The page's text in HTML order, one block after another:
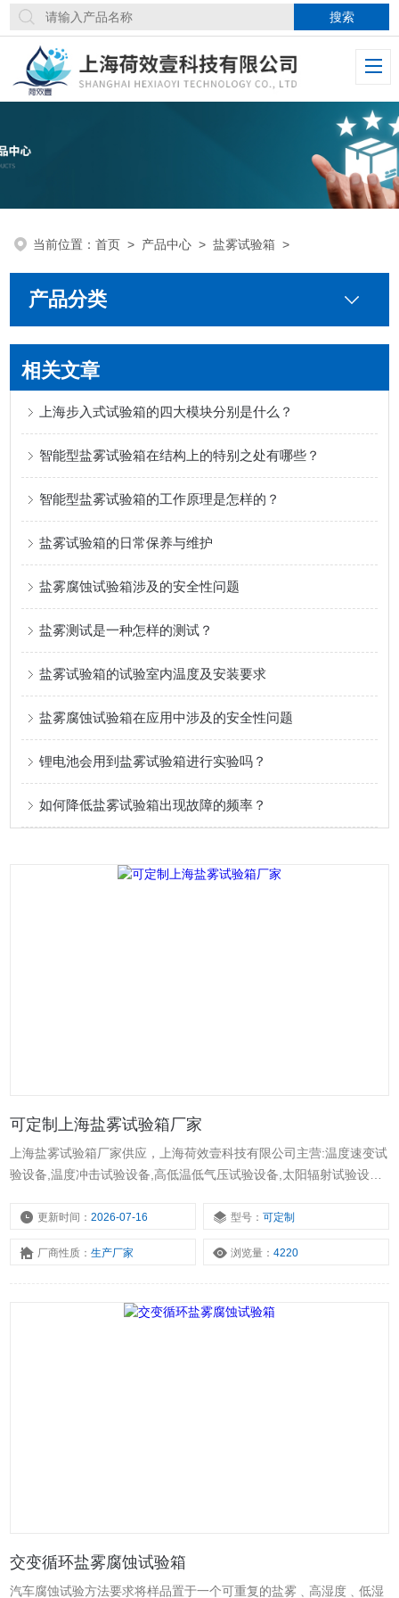
当前位置：首页 > 产品中心 >盐雾试验箱 >
产品分类
相关文章
上海步入式试验箱的四大模块分别是什么？
智能型盐雾试验箱在结构上的特别之处有哪些？
智能型盐雾试验箱的工作原理是怎样的？
盐雾试验箱的日常保养与维护
盐雾腐蚀试验箱涉及的安全性问题
盐雾测试是一种怎样的测试？
盐雾试验箱的试验室内温度及安装要求
盐雾腐蚀试验箱在应用中涉及的安全性问题
锂电池会用到盐雾试验箱进行实验吗？
如何降低盐雾试验箱出现故障的频率？
可定制上海盐雾试验箱厂家
上海盐雾试验箱厂家供应，上海荷效壹科技有限公司主营:温度速变试
验设备,温度冲击试验设备,高低温低气压试验设备,太阳辐射试验设备,
验设备,高风速淋雨试验设备等气候环境试验设备。
更新时间：2026-07-16 型号：可定制
厂商性质：生产厂家 浏览量：4220
交变循环盐雾腐蚀试验箱
汽车腐蚀试验方法要求将样品置于一个可重复的盐雾﹑高湿度﹑低湿